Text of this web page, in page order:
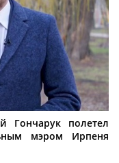
Гончарук полетел
мэром Ирпеня